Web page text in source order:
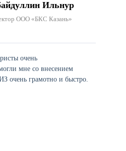
Ильнур
ООО «БКС Казань»
очень
мне со внесением
очень грамотно и быстро.